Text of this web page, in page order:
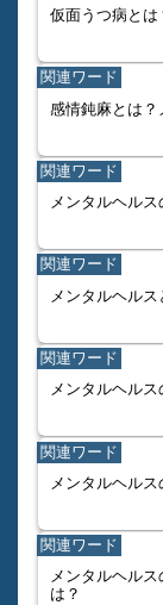
仮面うつ病と
関連ワード
感情鈍麻とは
関連ワード
メンタルヘル
関連ワード
メンタルヘル
関連ワード
メンタルヘル
関連ワード
メンタルヘル
関連ワード
メンタルヘル
は？